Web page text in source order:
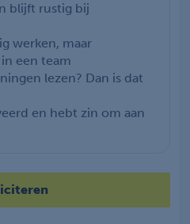
blijft rustig bij
werken, maar
een team
lezen? Dan is dat
en hebt zin om aan